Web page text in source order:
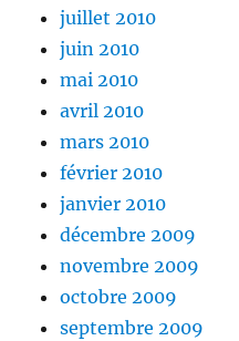
juillet 2010
juin 2010
mai 2010
avril 2010
mars 2010
février 2010
janvier 2010
décembre 2009
novembre 2009
octobre 2009
septembre 2009